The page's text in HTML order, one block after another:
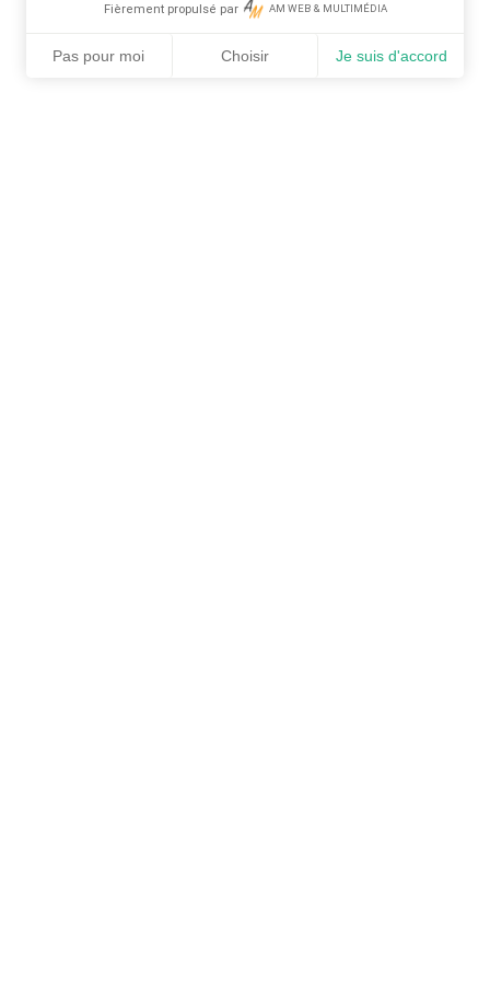
Fièrement propulsé par AM WEB & MULTIMÉDIA
Pas pour moi Choisir Je suis d'accord